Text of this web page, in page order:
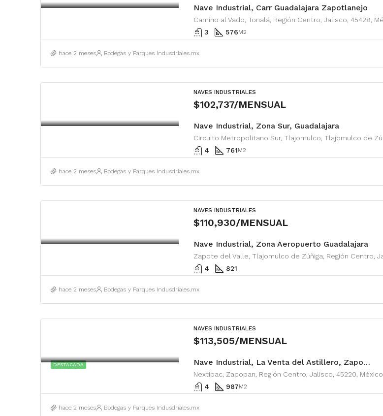
Nave Industrial, Carr Guadalajara Zapotlanejo
3
576M2
hace 2 meses Bodegas y Parques Indusdriales.mx
NAVES INDUSTRIALES
$102,737/MENSUAL
Nave Industrial, Zona Sur, Guadalajara
4
761M2
hace 2 meses Bodegas y Parques Indusdriales.mx
NAVES INDUSTRIALES
$110,930/MENSUAL
Nave Industrial, Zona Aeropuerto Guadalajara
4
821
hace 2 meses Bodegas y Parques Indusdriales.mx
DESTACADA
NAVES INDUSTRIALES
$113,505/MENSUAL
Nave Industrial, La Venta del Astillero, Zapopan
Nextipac, Zapopan, Región Centro, Jalisco, 45220, México
4
987M2
hace 2 meses Bodegas y Parques Indusdriales.mx